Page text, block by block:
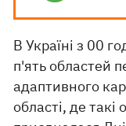
В Україні з 00
п'ять областей
адаптивного
області, де